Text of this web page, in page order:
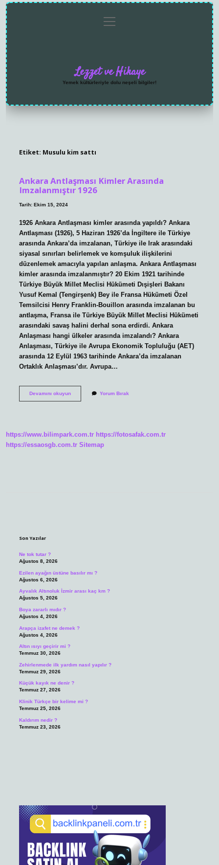
menüyü
aç
Lezzet ve Hikaye
Yemek kültürleriyle dolu neşeli bilgiler!
Etiket: Musulu kim sattı
Ankara Antlaşması Kimler Arasında
Imzalanmıştır 1926
Tarih: Ekim 15, 2024
1926 Ankara Antlaşması kimler arasında yapıldı? Ankara
Antlaşması (1926), 5 Haziran 1926’da İngiltere ile Türkiye
arasında Ankara’da imzalanan, Türkiye ile Irak arasındaki
siyasal sınırları belirlemek ve komşuluk ilişkilerini
düzenlemek amacıyla yapılan anlaşma. Ankara Antlaşması
kimler arasında imzalanmıştır? 20 Ekim 1921 tarihinde
Türkiye Büyük Millet Meclisi Hükümeti Dışişleri Bakanı
Yusuf Kemal (Tengirşenk) Bey ile Fransa Hükümeti Özel
Temsilcisi Henry Franklin-Bouillon arasında imzalanan bu
antlaşma, Fransa ile Türkiye Büyük Millet Meclisi Hükümeti
arasındaki savaş halini derhal sona erdirdi. Ankara
Anlaşması hangi ülkeler arasında imzalandı? Ankara
Anlaşması, Türkiye ile Avrupa Ekonomik Topluluğu (AET)
arasında 12 Eylül 1963 tarihinde Ankara’da imzalanan
Ortaklık Anlaşması’dır. Avrupa…
Devamını okuyunAnkara
Yorum Bırak
https://www.bilimpark.com.tr https://fotosafak.com.tr
https://essaosgb.com.tr Sitemap
Son Yazılar
Ne tok tutar ?
Ağustos 8, 2026
Ezilen ayağın üstüne basılır mı ?
Ağustos 6, 2026
Ayvalık Altınoluk İzmir arası kaç km ?
Ağustos 5, 2026
Boya zararlı mıdır ?
Ağustos 4, 2026
Arapça izafet ne demek ?
Ağustos 4, 2026
Altın ısıyı geçirir mi ?
Temmuz 30, 2026
Zehirlenmede ilk yardım nasıl yapılır ?
Temmuz 29, 2026
Küçük kayık ne denir ?
Temmuz 27, 2026
Klinik Türkçe bir kelime mi ?
Temmuz 25, 2026
Kaldırım nedir ?
Temmuz 23, 2026